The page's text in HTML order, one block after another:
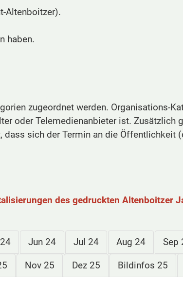
Altenboitzer).
haben.
zugeordnet werden. Organisations-
oder Telemedienanbieter ist.
sich der Termin an die Öffentlichkeit
des gedruckten
Jun 24 Jul 24 Aug 24 Sep
Nov 25 Dez 25 Bildinfos 25